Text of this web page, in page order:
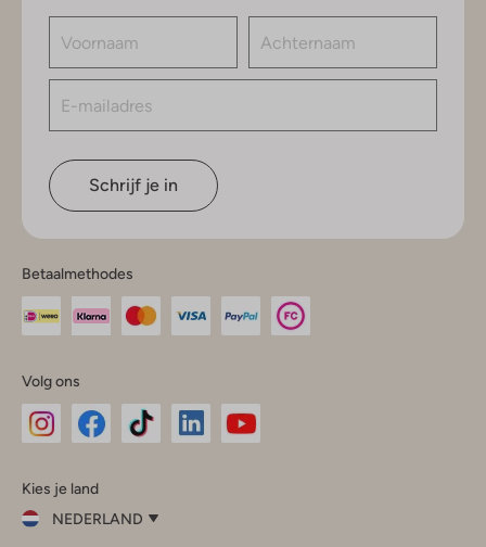
Schrijf je in
Betaalmethodes
Volg ons
InstagramFacebook
Kies je land
NEDERLAND